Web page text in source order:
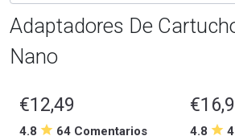
Adaptadores De
Nano
€12,49
4.8 64 Comentarios 4.8